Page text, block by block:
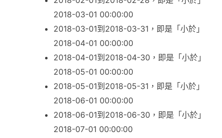
2018-03-01 00:00:00
2018-03-01到2018-03-31，即是「小於」
2018-04-01 00:00:00
2018-04-01到2018-04-30，即是「小於」
2018-05-01 00:00:00
2018-05-01到2018-05-31，即是「小於」
2018-06-01 00:00:00
2018-06-01到2018-06-30，即是「小於」
2018-07-01 00:00:00